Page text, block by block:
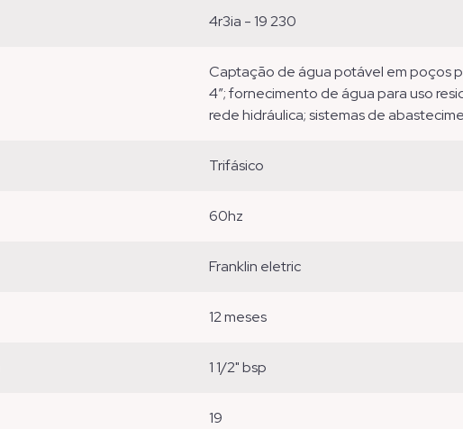
4r3ia - 19 230
captação de água potável em poços profundos tubulares com diâmetro mínimo de
4”; fornecimento de água para uso
rede hidráulica; sistemas de
trifásico
60hz
franklin eletric
12 meses
1 1/2" bsp
19